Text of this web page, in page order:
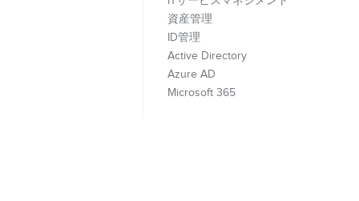
資産管理
ID管理
Active Directory
Azure AD
Microsoft 365